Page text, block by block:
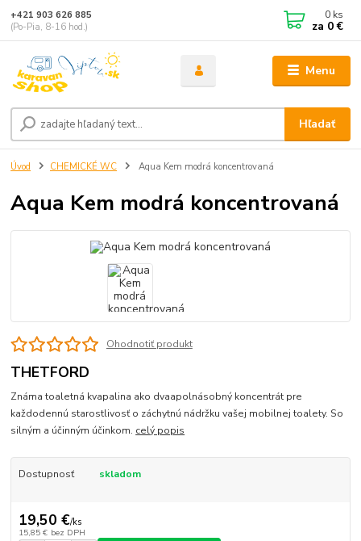
Menu
Hľadať
+421 903 626 885
(Po-Pia, 8-16 hod.)
0 ks
za 0 €
Úvod CHEMICKÉ WC Aqua Kem modrá koncentrovaná
Aqua Kem modrá koncentrovaná
Ohodnotiť produkt
THETFORD
Známa toaletná kvapalina ako dvaapolnásobný koncentrát pre
každodennú starostlivosť o záchytnú nádržku vašej mobilnej toalety. So
silným a účinným účinkom. celý popis
Dostupnosť skladom
19,50 €/ks
15,85 € bez DPH